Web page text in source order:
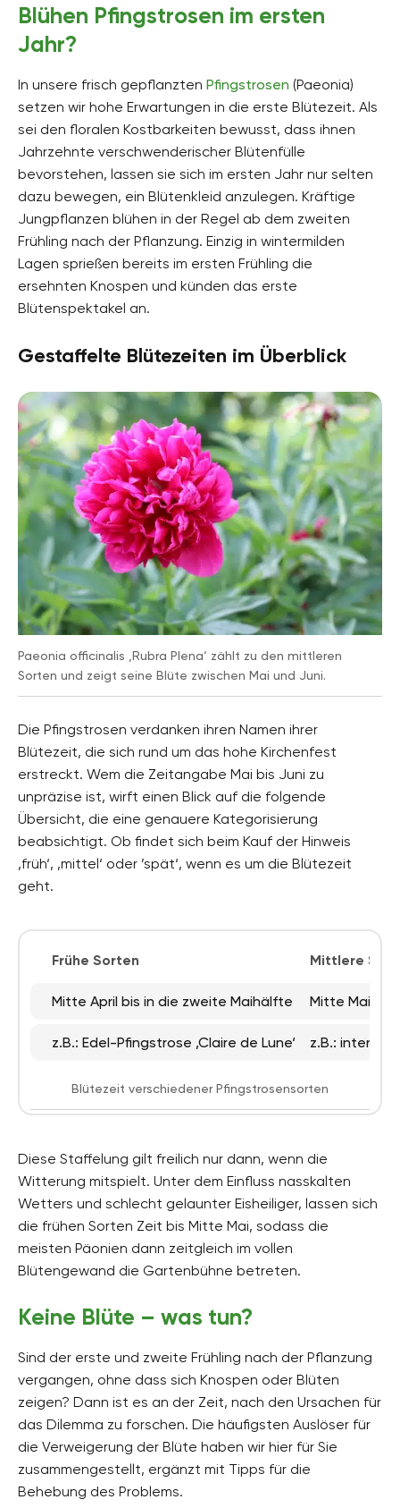
Blühen Pfingstrosen im ersten
Jahr?
In unsere frisch gepflanzten Pfingstrosen (Paeonia)
setzen wir hohe Erwartungen in die erste Blütezeit. Als
sei den floralen Kostbarkeiten bewusst, dass ihnen
Jahrzehnte verschwenderischer Blütenfülle
bevorstehen, lassen sie sich im ersten Jahr nur selten
dazu bewegen, ein Blütenkleid anzulegen. Kräftige
Jungpflanzen blühen in der Regel ab dem zweiten
Frühling nach der Pflanzung. Einzig in wintermilden
Lagen sprießen bereits im ersten Frühling die
ersehnten Knospen und künden das erste
Blütenspektakel an.
Gestaffelte Blütezeiten im Überblick
Paeonia officinalis ‚Rubra Plena‘ zählt zu den mittleren
Sorten und zeigt seine Blüte zwischen Mai und Juni.
Die Pfingstrosen verdanken ihren Namen ihrer
Blütezeit, die sich rund um das hohe Kirchenfest
erstreckt. Wem die Zeitangabe Mai bis Juni zu
unpräzise ist, wirft einen Blick auf die folgende
Übersicht, die eine genauere Kategorisierung
beabsichtigt. Ob findet sich beim Kauf der Hinweis
‚früh‘, ‚mittel‘ oder ’spät‘, wenn es um die Blütezeit
geht.
Frühe Sorten Mittlere
Mitte April bis in die zweite Maihälfte Mitte Mai bis
z.B.: Edel-Pfingstrose ‚Claire de Lune‘ z.B.:
Blütezeit verschiedener Pfingstrosensorten
Diese Staffelung gilt freilich nur dann, wenn die
Witterung mitspielt. Unter dem Einfluss nasskalten
Wetters und schlecht gelaunter Eisheiliger, lassen sich
die frühen Sorten Zeit bis Mitte Mai, sodass die
meisten Päonien dann zeitgleich im vollen
Blütengewand die Gartenbühne betreten.
Keine Blüte – was tun?
Sind der erste und zweite Frühling nach der Pflanzung
vergangen, ohne dass sich Knospen oder Blüten
zeigen? Dann ist es an der Zeit, nach den Ursachen für
das Dilemma zu forschen. Die häufigsten Auslöser für
die Verweigerung der Blüte haben wir hier für Sie
zusammengestellt, ergänzt mit Tipps für die
Behebung des Problems.